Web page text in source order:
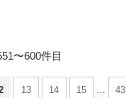
〜600件目
13 14 15 ... 43